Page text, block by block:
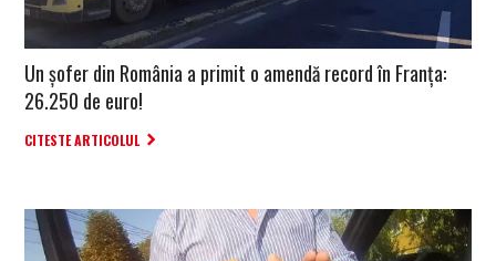
Un șofer din România a primit o amendă record în Franța:
26.250 de euro!
CITESTE ARTICOLUL